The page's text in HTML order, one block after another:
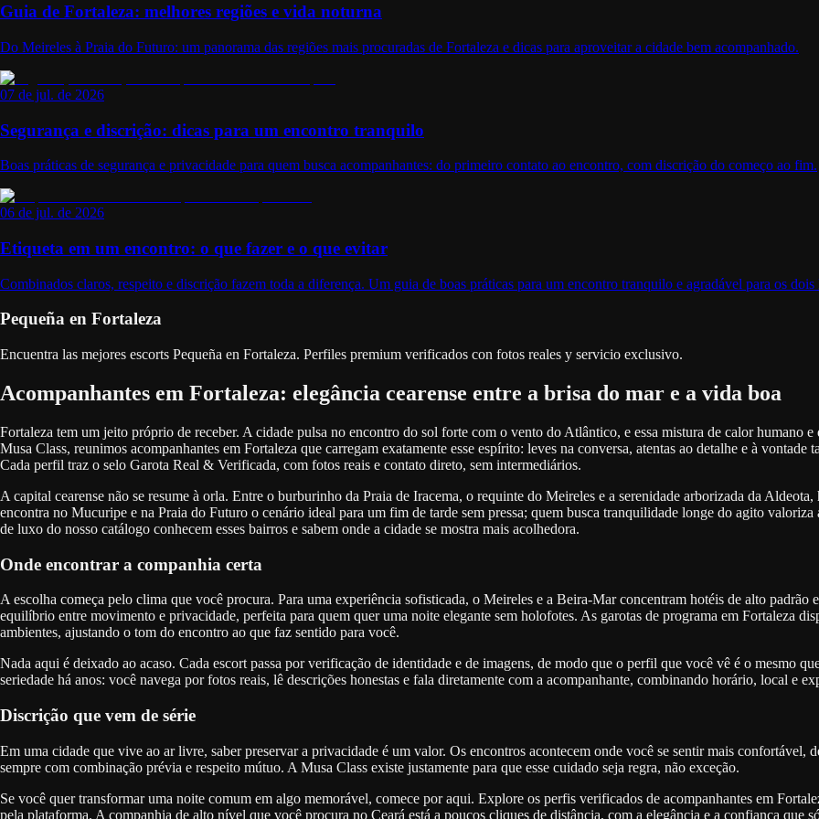
Guia de Fortaleza: melhores regiões e vida noturna
Do Meireles à Praia do Futuro: um panorama das regiões mais procuradas de Fortaleza e dicas para aproveitar a cidade bem acompanhado.
07 de jul. de 2026
Segurança e discrição: dicas para um encontro tranquilo
Boas práticas de segurança e privacidade para quem busca acompanhantes: do primeiro contato ao encontro, com discrição do começo ao fim.
06 de jul. de 2026
Etiqueta em um encontro: o que fazer e o que evitar
Combinados claros, respeito e discrição fazem toda a diferença. Um guia de boas práticas para um encontro tranquilo e agradável para os dois
Pequeña en Fortaleza
Encuentra las mejores escorts Pequeña en Fortaleza. Perfiles premium verificados con fotos reales y servicio exclusivo.
Acompanhantes em Fortaleza: elegância cearense entre a brisa do mar e a vida boa
Fortaleza tem um jeito próprio de receber. A cidade pulsa no encontro do sol forte com o vento do Atlântico, e essa mistura de calor humano
Musa Class, reunimos acompanhantes em Fortaleza que carregam exatamente esse espírito: leves na conversa, atentas ao detalhe e à
Cada perfil traz o selo Garota Real & Verificada, com fotos reais e contato direto, sem intermediários.
A capital cearense não se resume à orla. Entre o burburinho da Praia de Iracema, o requinte do Meireles e a serenidade arborizada da
encontra no Mucuripe e na Praia do Futuro o cenário ideal para um fim de tarde sem pressa; quem busca tranquilidade longe do agito
de luxo do nosso catálogo conhecem esses bairros e sabem onde a cidade se mostra mais acolhedora.
Onde encontrar a companhia certa
A escolha começa pelo clima que você procura. Para uma experiência sofisticada, o Meireles e a Beira-Mar concentram hotéis de alto padrão
equilíbrio entre movimento e privacidade, perfeita para quem quer uma noite elegante sem holofotes. As garotas de programa em Fortaleza
ambientes, ajustando o tom do encontro ao que faz sentido para você.
Nada aqui é deixado ao acaso. Cada escort passa por verificação de identidade e de imagens, de modo que o perfil que você vê é o mesmo
seriedade há anos: você navega por fotos reais, lê descrições honestas e fala diretamente com a acompanhante, combinando horário, local e
Discrição que vem de série
Em uma cidade que vive ao ar livre, saber preservar a privacidade é um valor. Os encontros acontecem onde você se sentir mais confortável,
sempre com combinação prévia e respeito mútuo. A Musa Class existe justamente para que esse cuidado seja regra, não exceção.
Se você quer transformar uma noite comum em algo memorável, comece por aqui. Explore os perfis verificados de acompanhantes em
pela plataforma. A companhia de alto nível que você procura no Ceará está a poucos cliques de distância, com a elegância e a confiança que